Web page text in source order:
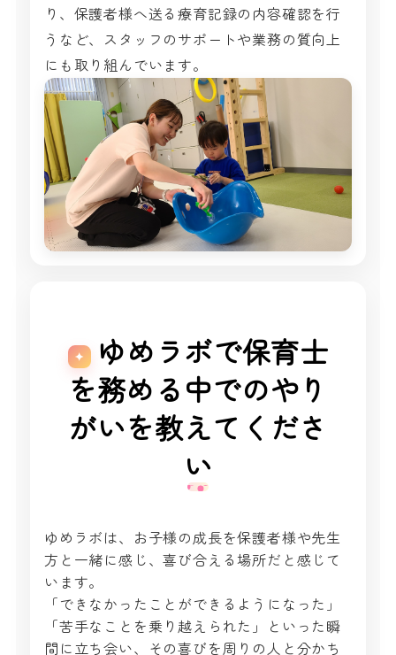
り、保護者様へ送る療育記録の内容確認を行
うなど、スタッフのサポートや業務の質向上
にも取り組んでいます。
ゆめラボで保育士
を務める中でのやり
がいを教えてくださ
い
ゆめラボは、お子様の成長を保護者様や先生
方と一緒に感じ、喜び合える場所だと感じて
います。
「できなかったことができるようになった」
「苦手なことを乗り越えられた」といった瞬
間に立ち会い、その喜びを周りの人と分かち